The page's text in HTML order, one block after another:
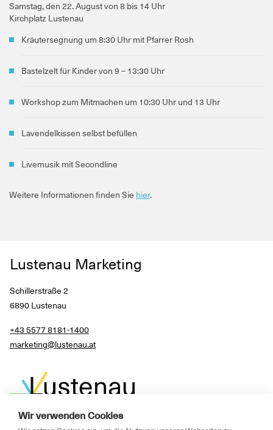
Wir verwenden Cookies
Samstag, den 22. August von 8 bis 14 Uhr
Kirchplatz Lustenau
Kräutersegnung um 8:30 Uhr mit Pfarrer Rosh
Bastelzelt für Kinder von 9 – 13:30 Uhr
Workshop zum Mitmachen um 10:30 Uhr und 13 Uhr
Lavendelkissen selbst befüllen
Livemusik mit Secondline
Weitere Informationen finden Sie hier.
Lustenau Marketing
Schillerstraße 2
6890 Lustenau
+43 5577 8181-1400
marketing@lustenau.at